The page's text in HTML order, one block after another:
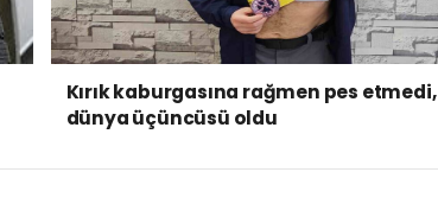
Kırık kaburgasına rağmen pes etmedi,
dünya üçüncüsü oldu